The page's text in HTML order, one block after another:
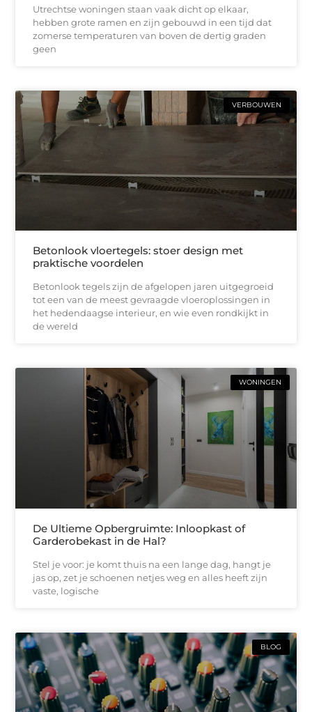
Utrechtse woningen staan vaak dicht op elkaar,
hebben grote ramen en zijn gebouwd in een tijd dat
zomerse temperaturen van boven de dertig graden
geen
VERBOUWEN
Betonlook vloertegels: stoer design met
praktische voordelen
Betonlook tegels zijn de afgelopen jaren uitgegroeid
tot een van de meest gevraagde vloeroplossingen in
het hedendaagse interieur, en wie even rondkijkt in
de wereld
WONINGEN
De Ultieme Opbergruimte: Inloopkast of
Garderobekast in de Hal?
Stel je voor: je komt thuis na een lange dag, hangt je
jas op, zet je schoenen netjes weg en alles heeft zijn
vaste, logische
BLOG